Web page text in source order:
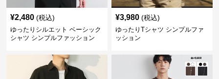
¥2,480 (税込)
ゆったりシルエット ベーシック
シャツ シンプルファッション
¥3,980 (税込)
ゆったりTシャツ シンプルファ
ッション